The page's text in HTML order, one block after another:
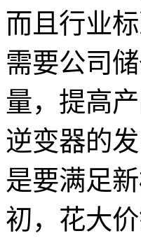
而且行业
需要公司
量，提高
逆变器的
是要满足
初，花大